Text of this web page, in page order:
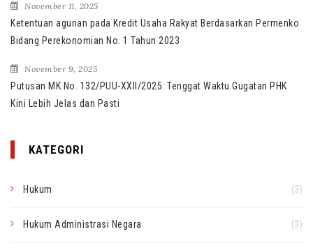
November 11, 2025
Ketentuan agunan pada Kredit Usaha Rakyat Berdasarkan Permenko
Bidang Perekonomian No. 1 Tahun 2023
November 9, 2025
Putusan MK No. 132/PUU-XXII/2025: Tenggat Waktu Gugatan PHK
Kini Lebih Jelas dan Pasti
KATEGORI
Hukum (3)
Hukum Administrasi Negara (3)